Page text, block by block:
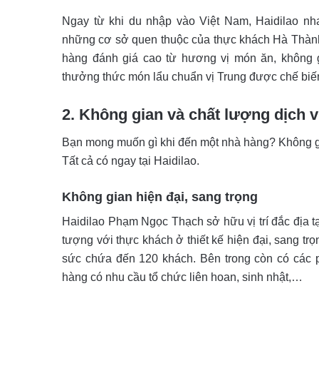
Ngay từ khi du nhập vào Việt Nam, Haidilao
những cơ sở quen thuộc của thực khách Hà
hàng đánh giá cao từ hương vị món ăn,
thưởng thức món lẩu chuẩn vị Trung được chế
2. Không gian và chất lượng dịch
Bạn mong muốn gì khi đến một nhà hàng?
Tất cả có ngay tại Haidilao.
Không gian hiện đại, sang trọng
Haidilao Phạm Ngọc Thạch sở hữu vị trí đắc địa
tượng với thực khách ở thiết kế hiện đại, sang
sức chứa đến 120 khách. Bên trong còn có các
hàng có nhu cầu tổ chức liên hoan, sinh nhật,…